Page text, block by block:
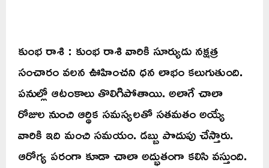
కుంభ రాశి : కుంభ రాశి వారికి సూర్యుడు నక్షత్ర
సంచారం వలన ఊహించని ధన లాభం కలుగుతుంది.
పనుల్లో ఆటంకాలు తొలిగిపోతాయి. అలాగే చాలా
రోజుల నుంచి ఆర్థిక సమస్యలతో సతమతం అయ్యే
వారికి ఇది మంచి సమయం. డబ్బు పొదుపు చేస్తారు.
ఆరోగ్య పరంగా కూడా చాలా అద్భుతంగా కలిసి వస్తుంది.